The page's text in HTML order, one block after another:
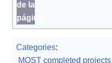
de la
página
Categories:
MOST completed